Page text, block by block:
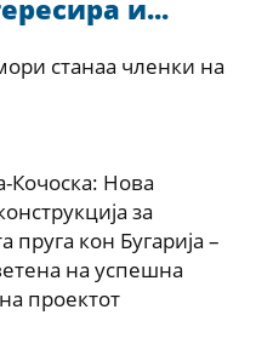
и...
станаа членки на
Кочоска: Нова
за
пруга кон Бугарија –
на успешна
проектот